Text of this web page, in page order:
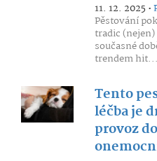
11. 12. 2025 •
Pěstování
tradic
současné
trendem hit...
Tento
léčba je
provoz